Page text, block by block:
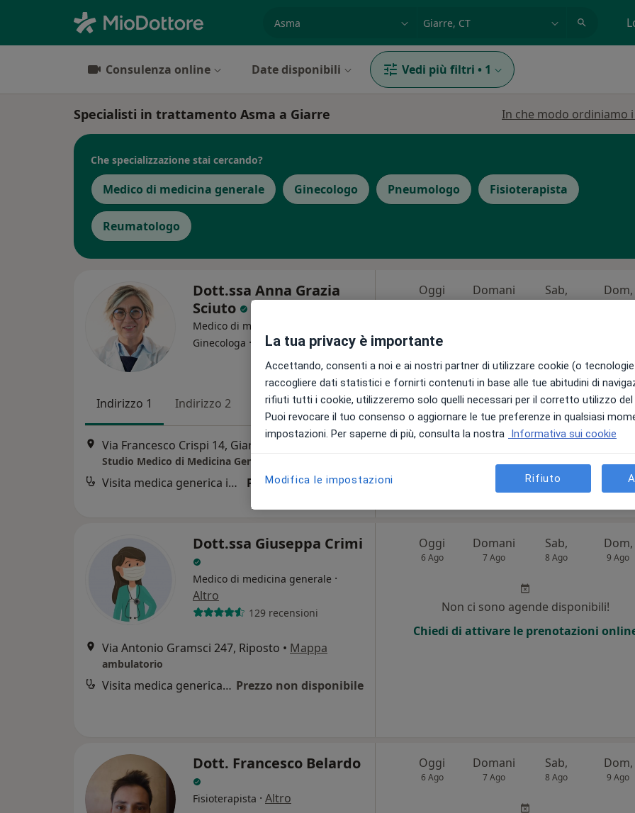
Consulenza online Date disponibili Vedi più filtri • 1
Specialisti in trattamento Asma a Giarre In che modo ordiniamo
Che specializzazione stai cercando?
Medico di medicina generale Ginecologo Pneumologo Fisioterapista
Reumatologo
Dott.ssa Anna Grazia
Sciuto
Medico di medicina generale,
Ginecologa · Altro
Indirizzo 1 Indirizzo 2
Via Francesco Crispi 14, Giarre
Visita medica generica in CONVENZIONE Prestazione gratuita
Oggi Domani Sab, Dom,
Chiedi di attivare le prenotazioni
Dott.ssa Giuseppa Crimi
Medico di medicina generale ·
Altro
129 recensioni
Via Antonio Gramsci 247, Riposto • Mappa
ambulatorio
Visita medica generica in CONVENZIONE Prezzo non disponibile
Oggi
6 Ago
Domani
7 Ago
Sab,
8 Ago
Dom,
9 Ago
Non ci sono agende disponibili!
Chiedi di attivare le prenotazioni
Dott. Francesco Belardo
Fisioterapista · Altro
Oggi
6 Ago
Domani
7 Ago
Sab,
8 Ago
Dom,
9 Ago
La tua privacy è importante
Accettando, consenti a noi e ai nostri partner di utilizzare cookie (o
raccogliere dati statistici e fornirti contenuti in base alle tue abitudini di
rifiuti tutti i cookie, utilizzeremo solo quelli necessari per il corretto utilizzo
Puoi revocare il tuo consenso o aggiornare le tue preferenze in qualsiasi
impostazioni. Per saperne di più, consulta la nostra
Informativa sui cookie
Modifica le impostazioni Rifiuto